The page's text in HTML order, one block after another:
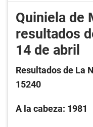
Quiniela de
resultados
14 de abril
Resultados de La
15240
A la cabeza: 1981